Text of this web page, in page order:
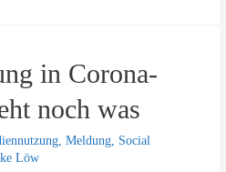
in Corona-
noch was
,Meldung Social
Löw